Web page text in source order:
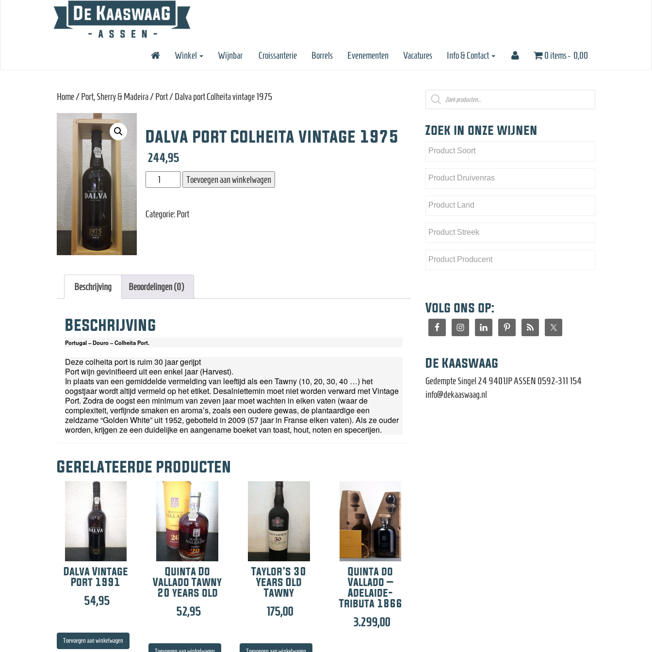
Winkel Wijnbar Croissanterie Borrels Evenementen Vacatures Info & Contact 0 items - 0,00
Home/Port, Sherry & Madeira/Port/ Dalva port Colheita vintage 1975
Dalva port Colheita vintage 1975
244,95
Dalva
port
vintage
Toevoegen aan winkelwagen
Categorie:Port
Beschrijving Beoordelingen (0)
Beschrijving
Portugal – Douro – Colheita Port.
Deze colheita port is ruim 30 jaar gerijpt
Port wijn gevinifieerd uit een enkel jaar (Harvest).
In plaats van een gemiddelde vermelding van leeftijd als een Tawny (10, 20, 30, 40 …) het
oogstjaar wordt altijd vermeld op het etiket. Desalniettemin moet niet worden verward met Vintage
Port. Zodra de oogst een minimum van zeven jaar moet wachten in eiken vaten (waar de
complexiteit, verfijnde smaken en aroma’s, zoals een oudere gewas, de plantaardige een
zeldzame “Golden White” uit 1952, gebotteld in 2009 (57 jaar in Franse eiken vaten). Als ze ouder
worden, krijgen ze een duidelijke en aangename boeket van toast, hout, noten en specerijen.
Gerelateerde producten
Dalva Vintage
Port 1991
54,95
Toevoegen aan winkelwagen
Quinta Do
Vallado Tawny
20 years old
52,95
Taylor’s 30
Years Old
Tawny
175,00
Quinta do
Vallado –
Adelaide-
Tributa 1866
3.299,00
Producten
zoeken
Zoek in onze wijnen
Volg ons op:
De Kaaswaag
Gedempte Singel 24 9401JP ASSEN 0592-311 154
info@dekaaswaag.nl